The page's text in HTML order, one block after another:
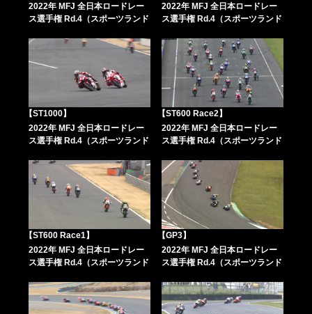
2022年 MFJ 全日本ロードレー
ス選手権 Rd.4（スポーツランド
2022年 MFJ 全日本ロードレー
ス選手権 Rd.4（スポーツランド
【ST1000】
2022年 MFJ 全日本ロードレー
ス選手権 Rd.4（スポーツランド
【ST600 Race2】
2022年 MFJ 全日本ロードレー
ス選手権 Rd.4（スポーツランド
【ST600 Race1】
2022年 MFJ 全日本ロードレー
ス選手権 Rd.4（スポーツランド
【GP3】
2022年 MFJ 全日本ロードレー
ス選手権 Rd.4（スポーツランド